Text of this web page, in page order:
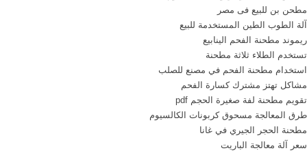
مطحن بن للبيع فى مصر
آلة الطوب الطين المستخدمة للبيع
ريموند مطحنة الفحم الينابيع
تستخدم الطلاء ثلاثة مطحنة
استخدام مطحنة الفحم في مصنع للصلب
مشاكل تهتز مشترك كسارة الفحم
تقويم مطحنة لفة صغيرة الحجم pdf
طرق المعالجة مسحوق كربونات الكالسيوم
مطحنة الحجر الجيري في غانا
سعر آلة معالجة الباريت